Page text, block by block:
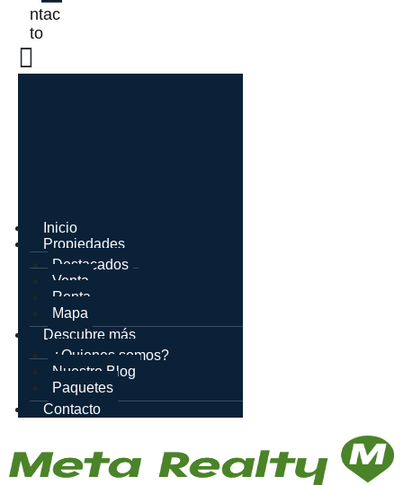
ntac
to
Inicio
Propiedades
Destacados
Venta
Renta
Mapa
Descubre más
¿Quienes somos?
Nuestro Blog
Paquetes
Contacto